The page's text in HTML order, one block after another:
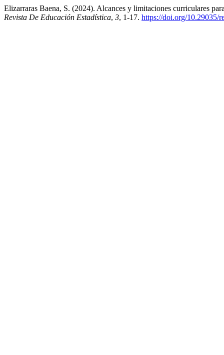
Elizarraras Baena, S. (2024). Alcances y limitaciones curriculares
Revista De Educación Estadística, 3, 1-17. https://doi.org/10.29035/